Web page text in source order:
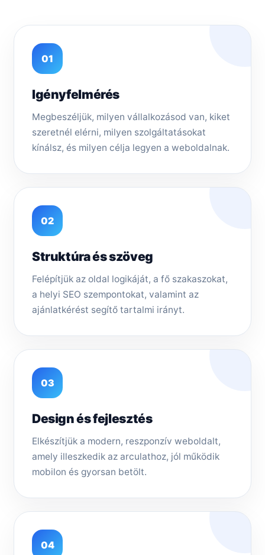
01
Igényfelmérés
Megbeszéljük, milyen vállalkozásod van, kiket
szeretnél elérni, milyen szolgáltatásokat
kínálsz, és milyen célja legyen a weboldalnak.
02
Struktúra és szöveg
Felépítjük az oldal logikáját, a fő szakaszokat,
a helyi SEO szempontokat, valamint az
ajánlatkérést segítő tartalmi irányt.
03
Design és fejlesztés
Elkészítjük a modern, reszponzív weboldalt,
amely illeszkedik az arculathoz, jól működik
mobilon és gyorsan betölt.
04